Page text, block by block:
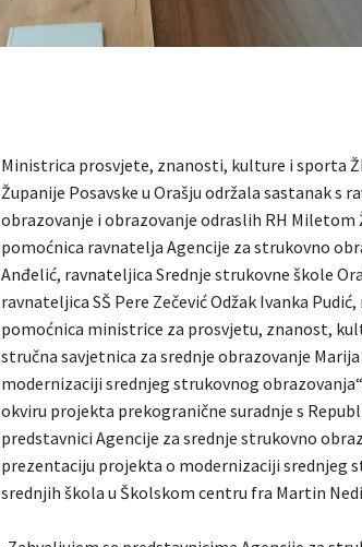
Ministrica prosvjete, znanosti, kulture i sporta
Županije Posavske u Orašju održala sastanak s
obrazovanje i obrazovanje odraslih RH Miletom
pomoćnica ravnatelja Agencije za strukovno
Anđelić, ravnateljica Srednje strukovne škole
ravnateljica SŠ Pere Zečević Odžak Ivanka
pomoćnica ministrice za prosvjetu, znanost,
stručna savjetnica za srednje obrazovanje
modernizaciji srednjeg strukovnog
okviru projekta prekogranične suradnje s
predstavnici Agencije za srednje strukovno
prezentaciju projekta o modernizaciji srednjeg
srednjih škola u Školskom centru fra Martin